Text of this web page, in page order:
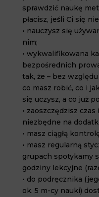
sprawdzić naukę
płacisz, jeśli Ci się
• nauczysz się
nim;
• wykwalifikowana
bezpośrednich
tak, że – bez
co masz robić, co i
się uczysz, a co już
• zaoszczędzisz
niezbędne na
• masz ciągłą
• masz regularną
grupach spotykamy
godziny lekcyjne
• do podręcznika
ok. 5 m-cy nauki)